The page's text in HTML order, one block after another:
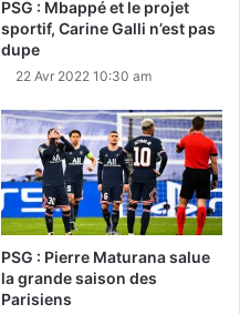
PSG : Mbappé et le projet
sportif, Carine Galli n’est pas
dupe
22 Avr 2022 10:30 am
PSG : Pierre Maturana salue
la grande saison des
Parisiens